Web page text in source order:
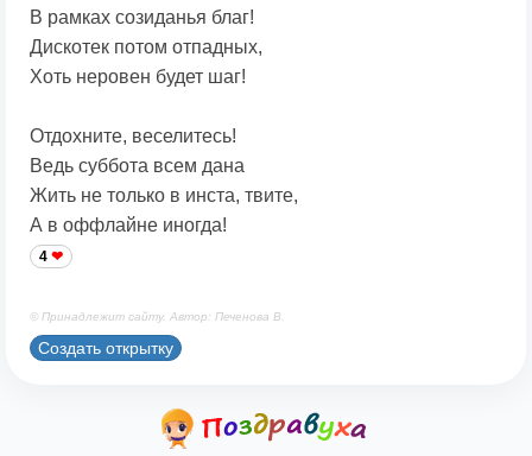
В рамках созиданья благ!
Дискотек потом отпадных,
Хоть неровен будет шаг!
Отдохните, веселитесь!
Ведь суббота всем дана
Жить не только в инста, твите,
А в оффлайне иногда!
4
© Принадлежит сайту. Автор: Печенова В.
Создать открытку